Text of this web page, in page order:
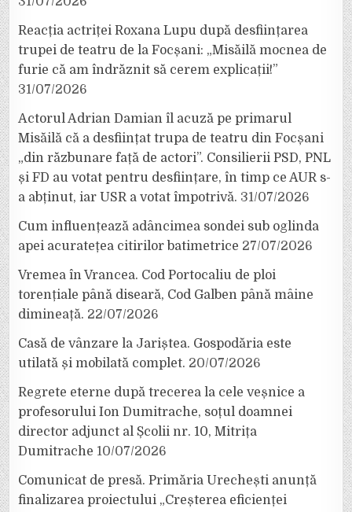
Reacția actriței Roxana Lupu după desființarea
trupei de teatru de la Focșani: „Misăilă mocnea de
furie că am îndrăznit să cerem explicații!”
31/07/2026
Actorul Adrian Damian îl acuză pe primarul
Misăilă că a desființat trupa de teatru din Focșani
„din răzbunare față de actori”. Consilierii PSD, PNL
și FD au votat pentru desființare, în timp ce AUR s-
a abținut, iar USR a votat împotrivă. 31/07/2026
Cum influențează adâncimea sondei sub oglinda
apei acuratețea citirilor batimetrice 27/07/2026
Vremea în Vrancea. Cod Portocaliu de ploi
torențiale până diseară, Cod Galben până mâine
dimineață. 22/07/2026
Casă de vânzare la Jariștea. Gospodăria este
utilată și mobilată complet. 20/07/2026
Regrete eterne după trecerea la cele veșnice a
profesorului Ion Dumitrache, soțul doamnei
director adjunct al Școlii nr. 10, Mitrița
Dumitrache 10/07/2026
Comunicat de presă. Primăria Urechești anunță
finalizarea proiectului „Creșterea eficienței